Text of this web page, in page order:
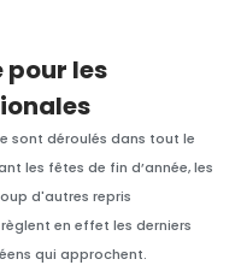
pour les
sont déroulés dans tout le
les fêtes de fin d’année, les
d'autres repris
en effet les derniers
qui approchent.